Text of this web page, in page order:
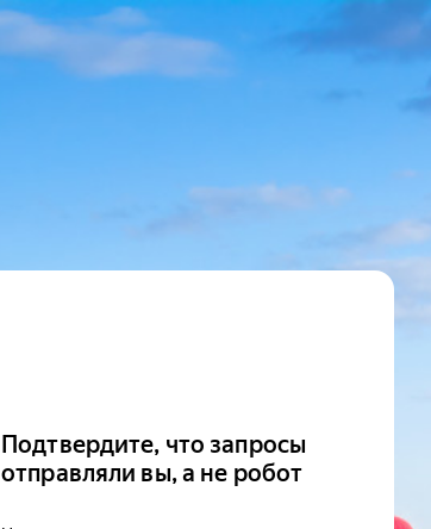
Подтвердите, что запросы
отправляли вы, а не робот